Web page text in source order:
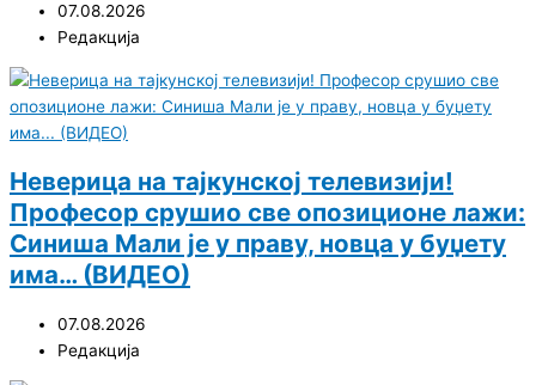
07.08.2026
Редакција
Неверица на тајкунској телевизији!
Професор срушио све опозиционе лажи:
Синиша Мали је у праву, новца у буџету
има… (ВИДЕО)
07.08.2026
Редакција